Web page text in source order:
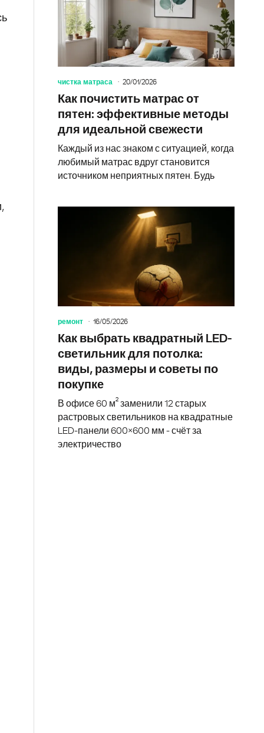
чистка матраса 20/01/2026
Как почистить матрас от
пятен: эффективные методы
для идеальной свежести
Каждый из нас знаком с ситуацией, когда
любимый матрас вдруг становится
источником неприятных пятен. Будь
ремонт 16/05/2026
Как выбрать квадратный LED-
светильник для потолка:
виды, размеры и советы по
покупке
В офисе 60 м² заменили 12 старых
растровых светильников на квадратные
LED-панели 600×600 мм - счёт за
электричество